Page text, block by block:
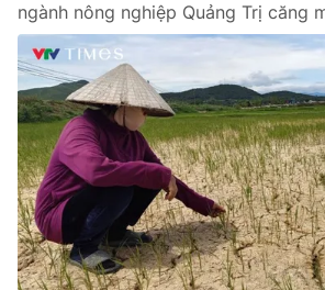
Pháp luật
Y tế
Thế giới
Tin tức
Thế giới đó đây
Kinh tế
Tài chính
ngành nông nghiệp Quảng Trị căng